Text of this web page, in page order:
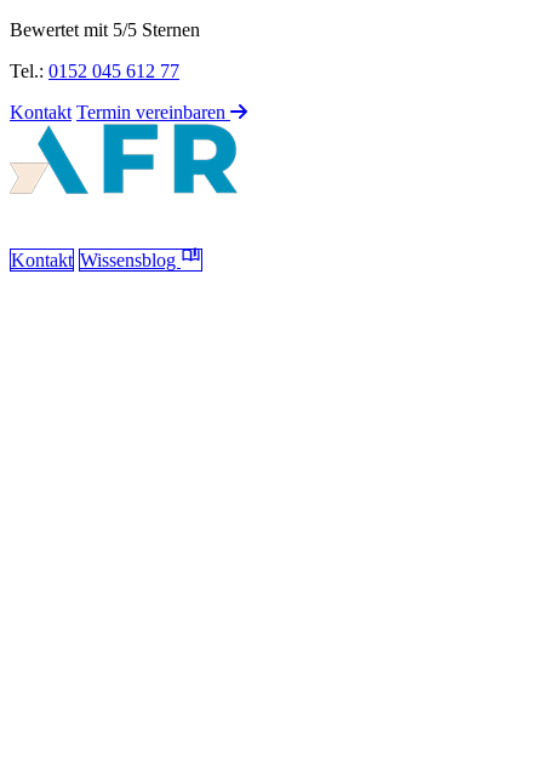
Bewertet mit 5/5 Sternen
Tel.: 0152 045 612 77
Kontakt Termin vereinbaren
Kontakt Wissensblog